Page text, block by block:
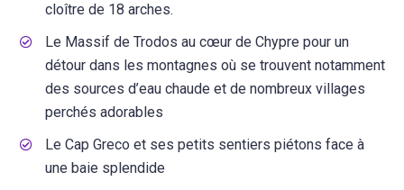
cloître de 18 arches.
Le Massif de Trodos au cœur de Chypre pour un
détour dans les montagnes où se trouvent notamment
des sources d’eau chaude et de nombreux villages
perchés adorables
Le Cap Greco et ses petits sentiers piétons face à
une baie splendide